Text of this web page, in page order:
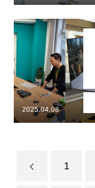
企業
2025.04.08
1